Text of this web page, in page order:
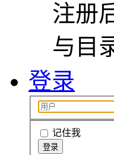
注册
与目
登录
记住我